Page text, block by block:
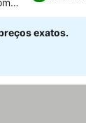
exatos.